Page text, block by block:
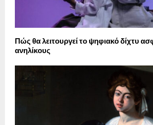
Πώς θα λειτουργεί το ψηφιακό δίχτυ
ανηλίκους